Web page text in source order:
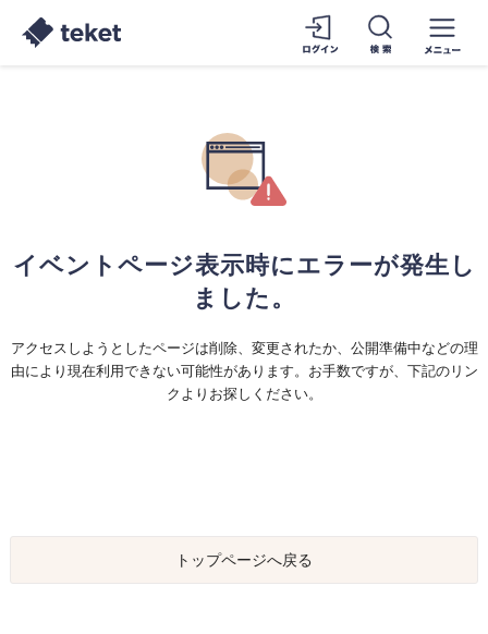
イベントページ表示時にエラーが発生し
ました。
アクセスしようとしたページは削除、変更されたか、公開準備中などの理
由により現在利用できない可能性があります。お手数ですが、下記のリン
クよりお探しください。
トップページへ戻る